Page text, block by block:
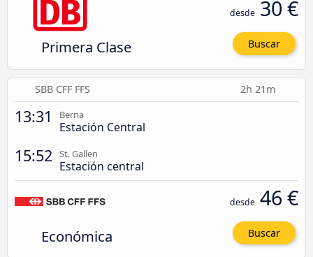
Primera Clase
desde 30 €
Buscar
SBB CFF FFS 2h 21m
13:31 Berna
Estación Central
15:52 St. Gallen
Estación central
Económica
desde 46 €
Buscar